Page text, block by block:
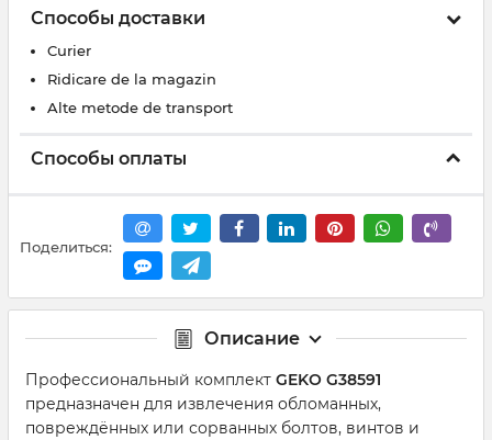
Способы доставки
Curier
Ridicare de la magazin
Alte metode de transport
Способы оплаты
Поделиться:
Описание
Профессиональный комплект GEKO G38591
предназначен для извлечения обломанных,
повреждённых или сорванных болтов, винтов и